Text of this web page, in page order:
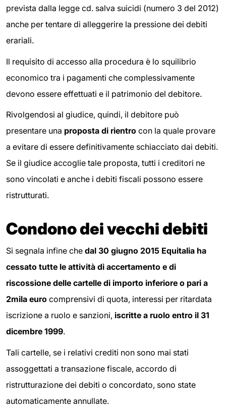
prevista dalla legge cd. salva suicidi (numero 3 del 2012)
anche per tentare di alleggerire la pressione dei debiti
erariali.
Il requisito di accesso alla procedura è lo squilibrio
economico tra i pagamenti che complessivamente
devono essere effettuati e il patrimonio del debitore.
Rivolgendosi al giudice, quindi, il debitore può
presentare una proposta di rientro con la quale provare
a evitare di essere definitivamente schiacciato dai debiti.
Se il giudice accoglie tale proposta, tutti i creditori ne
sono vincolati e anche i debiti fiscali possono essere
ristrutturati.
Condono dei vecchi debiti
Si segnala infine che dal 30 giugno 2015 Equitalia ha
cessato tutte le attività di accertamento e di
riscossione delle cartelle di importo inferiore o pari a
2mila euro comprensivi di quota, interessi per ritardata
iscrizione a ruolo e sanzioni, iscritte a ruolo entro il 31
dicembre 1999.
Tali cartelle, se i relativi crediti non sono mai stati
assoggettati a transazione fiscale, accordo di
ristrutturazione dei debiti o concordato, sono state
automaticamente annullate.